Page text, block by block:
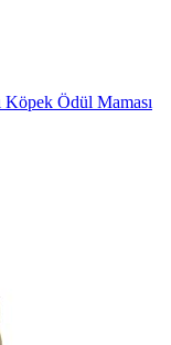
Ödül Maması